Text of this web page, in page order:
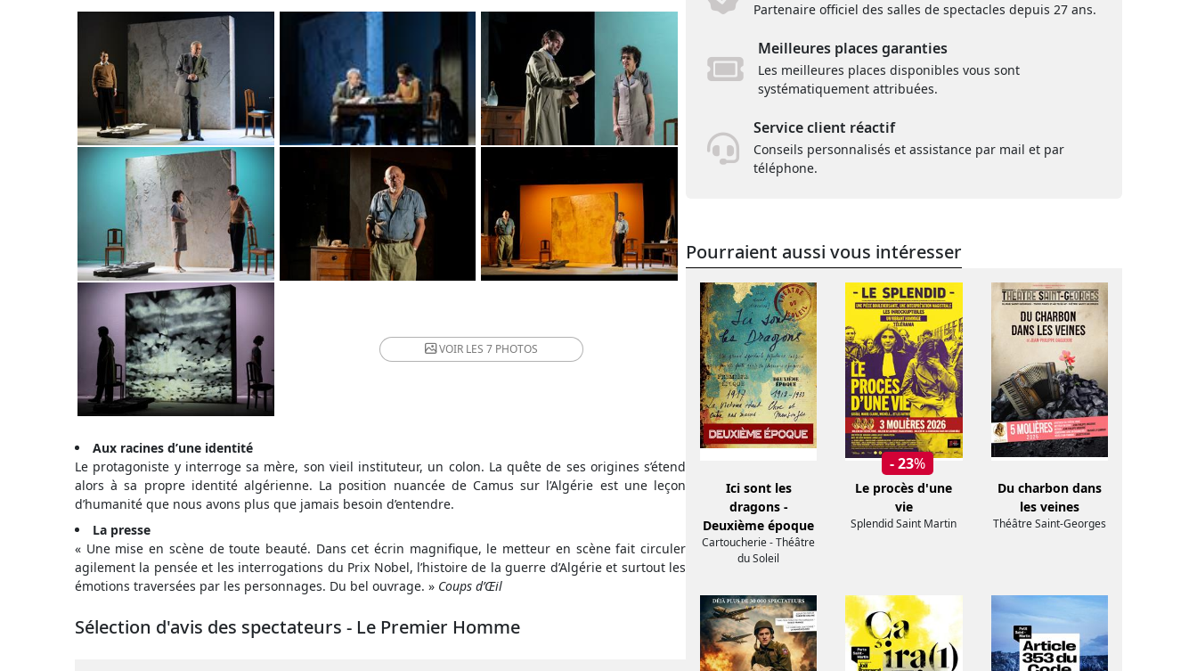
VOIR LES 7 PHOTOS
Aux racines d’une identité
Le protagoniste y interroge sa mère, son vieil instituteur, un colon. La quête de ses origines s’étend
alors à sa propre identité algérienne. La position nuancée de Camus sur l’Algérie est une leçon
d’humanité que nous avons plus que jamais besoin d’entendre.
La presse
« Une mise en scène de toute beauté. Dans cet écrin magnifique, le metteur en scène fait circuler
agilement la pensée et les interrogations du Prix Nobel, l’histoire de la guerre d’Algérie et surtout les
émotions traversées par les personnages. Du bel ouvrage. » Coups d’Œil
Sélection d'avis des spectateurs - Le Premier Homme
Partenaire officiel des salles de spectacles depuis 27 ans.
Meilleures places garanties
Les meilleures places disponibles vous sont
systématiquement attribuées.
Service client réactif
Conseils personnalisés et assistance par mail et par
téléphone.
Pourraient aussi vous intéresser
Ici sont les
dragons -
Deuxième époque
Cartoucherie - Théâtre
du Soleil
- 23%
Le procès d'une
vie
Splendid Saint Martin
Du charbon dans
les veines
Théâtre Saint-Georges